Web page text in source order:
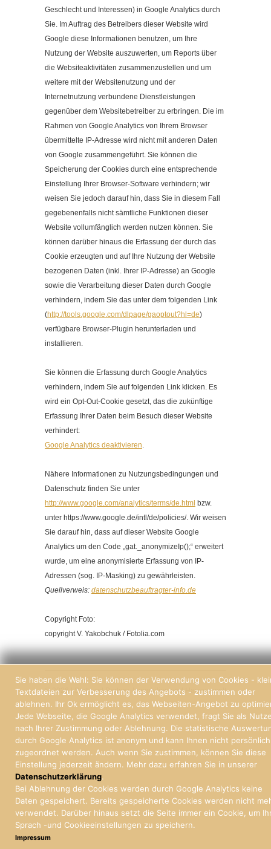
Geschlecht und Interessen) in Google Analytics durch
Sie. Im Auftrag des Betreibers dieser Website wird
Google diese Informationen benutzen, um Ihre
Nutzung der Website auszuwerten, um Reports über
die Websiteaktivitäten zusammenzustellen und um
weitere mit der Websitenutzung und der
Internetnutzung verbundene Dienstleistungen
gegenüber dem Websitebetreiber zu erbringen. Die im
Rahmen von Google Analytics von Ihrem Browser
übermittelte IP-Adresse wird nicht mit anderen Daten
von Google zusammengeführt. Sie können die
Speicherung der Cookies durch eine entsprechende
Einstellung Ihrer Browser-Software verhindern; wir
weisen Sie jedoch darauf hin, dass Sie in diesem Fall
gegebenenfalls nicht sämtliche Funktionen dieser
Website vollumfänglich werden nutzen können. Sie
können darüber hinaus die Erfassung der durch das
Cookie erzeugten und auf Ihre Nutzung der Website
bezogenen Daten (inkl. Ihrer IP-Adresse) an Google
sowie die Verarbeitung dieser Daten durch Google
verhindern, indem Sie das unter dem folgenden Link
(http://tools.google.com/dlpage/gaoptout?hl=de)
verfügbare Browser-Plugin herunterladen und
installieren.
Sie können die Erfassung durch Google Analytics
verhindern, indem Sie auf folgenden Link klicken. Es
wird ein Opt-Out-Cookie gesetzt, das die zukünftige
Erfassung Ihrer Daten beim Besuch dieser Website
verhindert:
Google Analytics deaktivieren.
Nähere Informationen zu Nutzungsbedingungen und
Datenschutz finden Sie unter
http://www.google.com/analytics/terms/de.html bzw.
unter https://www.google.de/intl/de/policies/. Wir weisen
Sie darauf hin, dass auf dieser Website Google
Analytics um den Code „gat._anonymizeIp();“ erweitert
wurde, um eine anonymisierte Erfassung von IP-
Adressen (sog. IP-Masking) zu gewährleisten.
Quellverweis: datenschutzbeauftragter-info.de
Copyright Foto:
copyright V. Yakobchuk / Fotolia.com
© 2026 | Stoll und Partner, Immobilien und Hausverwaltung Freiburg
Sie haben die Wahl: Sie können der Verwendung von Cookies -
Textdateien zur Verbesserung des Angebots - zustimmen oder
ablehnen. Ihr Ok ermöglicht es, das Webseiten-Angebot zu
Jede Webseite, die Google Analytics verwendet, fragt Sie als
nach Ihrer Zustimmung oder Ablehnung. Die statistische
durch Google Analytics ist anonym und kann Ihnen nicht persönlich
zugeordnet werden. Auch wenn Sie zustimmen, können Sie diese
Einstellung jederzeit ändern. Mehr dazu erfahren Sie in unserer
Datenschutzerklärung.
Bei Ablehnung der Cookies werden durch Google Analytics keine
Daten gespeichert. Bereits gespeicherte Cookies werden nicht
verwendet. Darüber hinaus setzt die Seite immer ein Cookie, um
Sprach -und Cookieeinstellungen zu speichern.
Impressum